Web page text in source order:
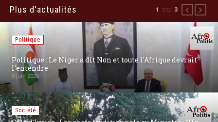
Plus d'actualités
Politique
[Russie] Poutine dit « Niet ! » à une frappe Oreshnik sur
Kiev: un choix pour la paix ?
27 août 2025
Communiqués
1 sur 3 Précédent